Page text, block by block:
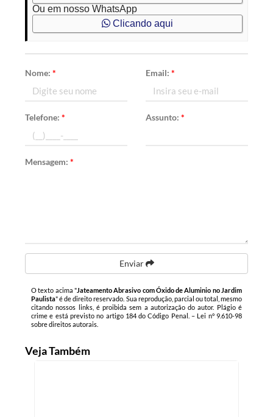
Ou em nosso WhatsApp
Clicando aqui
Nome:* Email: *
Telefone:* Assunto: *
Mensagem:*
Enviar
O texto acima "Jateamento Abrasivo com Óxido de Aluminio no Jardim
Paulista" é de direito reservado. Sua reprodução, parcial ou total, mesmo
citando nossos links, é proibida sem a autorização do autor. Plágio é
crime e está previsto no artigo 184 do Código Penal. – Lei n° 9.610-98
sobre direitos autorais
Veja Também